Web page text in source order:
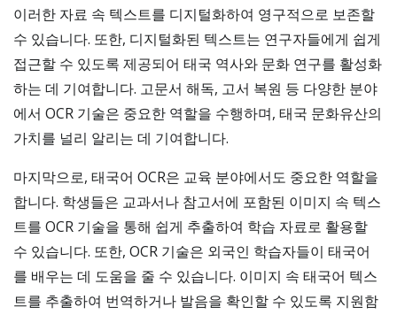
이러한 자료 속 텍스트를 디지털화하여 영구적으로 보존할
수 있습니다. 또한, 디지털화된 텍스트는 연구자들에게 쉽게
접근할 수 있도록 제공되어 태국 역사와 문화 연구를 활성화
하는 데 기여합니다. 고문서 해독, 고서 복원 등 다양한 분야
에서 OCR 기술은 중요한 역할을 수행하며, 태국 문화유산의
가치를 널리 알리는 데 기여합니다.
마지막으로, 태국어 OCR은 교육 분야에서도 중요한 역할을
합니다. 학생들은 교과서나 참고서에 포함된 이미지 속 텍스
트를 OCR 기술을 통해 쉽게 추출하여 학습 자료로 활용할
수 있습니다. 또한, OCR 기술은 외국인 학습자들이 태국어
를 배우는 데 도움을 줄 수 있습니다. 이미지 속 태국어 텍스
트를 추출하여 번역하거나 발음을 확인할 수 있도록 지원함